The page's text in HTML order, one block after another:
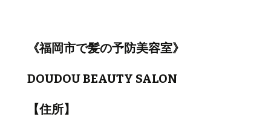
《福岡市で髪の予防美容室》
DOUDOU BEAUTY SALON
【住所】